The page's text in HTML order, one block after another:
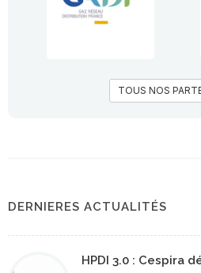
TOUS NOS
DERNIERES ACTUALITÉS
HPDI 3.0 : Cespira